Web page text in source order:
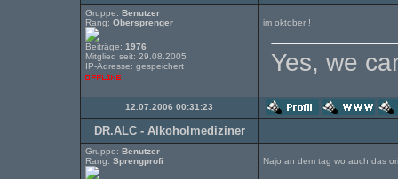
Gruppe: Benutzer
Rang: Obersprenger
Beiträge: 1976
Mitglied seit: 29.08.2005
IP-Adresse: gespeichert
im oktober !
Yes, we
12.07.2006 00:31:23
DR.ALC - Alkoholmediziner
Gruppe: Benutzer
Rang: Sprengprofi Najo an dem tag wo auch das